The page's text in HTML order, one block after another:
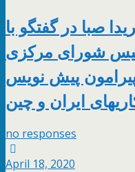
جهانی-١٢۵-فریدا صبا در گفتگو با
شورای مرکزی
پیش نویس
no responses
April 18, 2020